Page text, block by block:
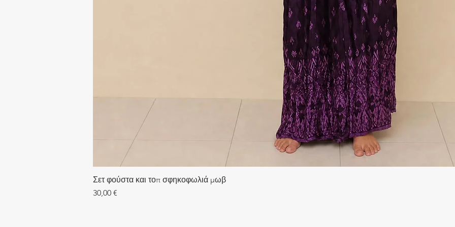
Σετ φούστα και τοπ σφηκοφωλιά μωβ
Τιμή
30,00 €